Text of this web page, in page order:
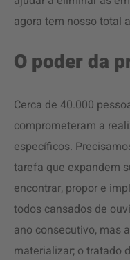
agora tem nosso total
O poder da
Cerca de 40.000
comprometeram a
específicos.
tarefa que expandem
encontrar, propor e
todos cansados ​​de
ano consecutivo, mas
materializar; o tratado